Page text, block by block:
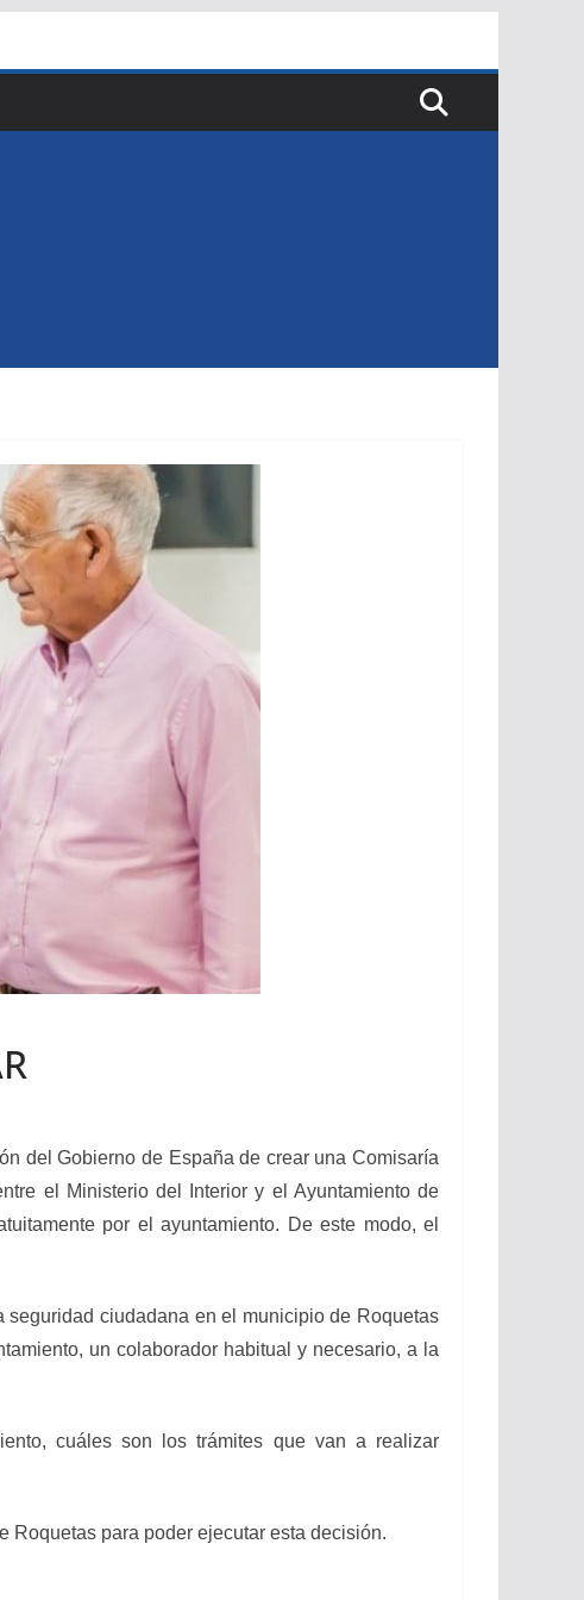
del Gobierno de España de crear una Comisaría
el Ministerio del Interior y el Ayuntamiento de
por el ayuntamiento. De este modo, el
ciudadana en el municipio de Roquetas
un colaborador habitual y necesario, a la
cuáles son los trámites que van a realizar
Roquetas para poder ejecutar esta decisión.